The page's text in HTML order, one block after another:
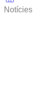
Notícies